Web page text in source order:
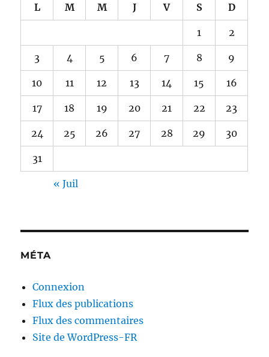
L M M J V S D
1 2
3 4 5 6 7 8 9
10 11 12 13 14 15 16
17 18 19 20 21 22 23
24 25 26 27 28 29 30
31
« Juil
MÉTA
Connexion
Flux des publications
Flux des commentaires
Site de WordPress-FR